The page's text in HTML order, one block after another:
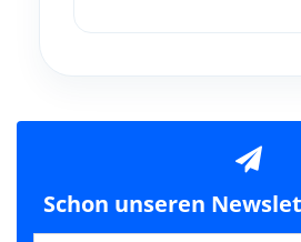
Schon unseren